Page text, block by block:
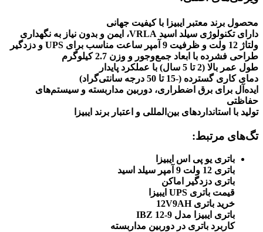
محصول برند معتبر ایبیزا با کیفیت جهانی
دارای تکنولوژی سیلد اسید VRLA، ایمن و بدون نیاز به نگهداری
ولتاژ 12 ولت و ظرفیت 9 آمپر ساعت مناسب برای UPS و دزدگیر
طراحی فشرده با ابعاد جمع‌وجور و وزن 2.7 کیلوگرم
طول عمر بالا (2 تا 5 سال) با عملکرد پایدار
دمای کاری گسترده (-15 تا 50 درجه سانتی‌گراد)
ایده‌آل برای برق اضطراری، دوربین مداربسته و سیستم‌های
حفاظتی
تولید با استانداردهای بین‌المللی و اعتبار برند ایبیزا
تگ‌های مرتبط:
باتری یو پی اس ایبیزا
باتری 12 ولت 9 آمپر سیلد اسید
باتری دزدگیر اماکن
قیمت باتری UPS ایبیزا
خرید باتری 12V9AH
باتری ایبیزا مدل IBZ 12-9
کاربرد باتری در دوربین مداربسته